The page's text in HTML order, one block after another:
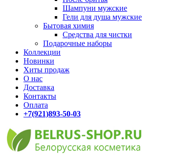
Шампуни мужские
Гели для душа мужские
Бытовая химия
Средства для чистки
Подарочные наборы
Коллекции
Новинки
Хиты продаж
О нас
Доставка
Контакты
Оплата
+7(921)893-50-03